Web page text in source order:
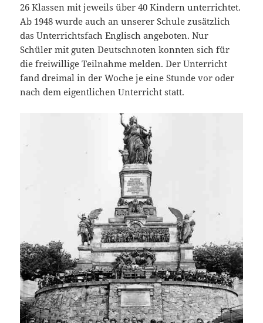
26 Klassen mit jeweils über 40 Kindern unterrichtet.
Ab 1948 wurde auch an unserer Schule zusätzlich
das Unterrichtsfach Englisch angeboten. Nur
Schüler mit guten Deutschnoten konnten sich für
die freiwillige Teilnahme melden. Der Unterricht
fand dreimal in der Woche je eine Stunde vor oder
nach dem eigentlichen Unterricht statt.